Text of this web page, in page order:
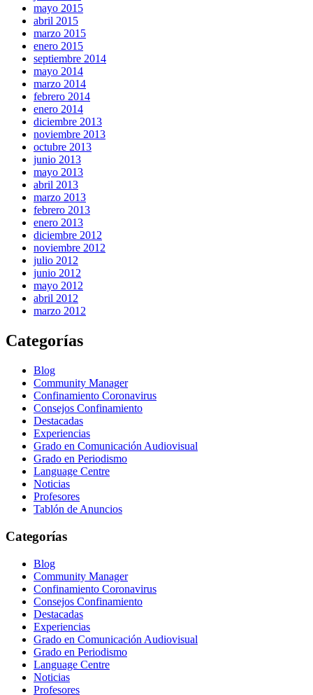
mayo 2015
abril 2015
marzo 2015
enero 2015
septiembre 2014
mayo 2014
marzo 2014
febrero 2014
enero 2014
diciembre 2013
noviembre 2013
octubre 2013
junio 2013
mayo 2013
abril 2013
marzo 2013
febrero 2013
enero 2013
diciembre 2012
noviembre 2012
julio 2012
junio 2012
mayo 2012
abril 2012
marzo 2012
Categorías
Blog
Community Manager
Confinamiento Coronavirus
Consejos Confinamiento
Destacadas
Experiencias
Grado en Comunicación Audiovisual
Grado en Periodismo
Language Centre
Noticias
Profesores
Tablón de Anuncios
Categorías
Blog
Community Manager
Confinamiento Coronavirus
Consejos Confinamiento
Destacadas
Experiencias
Grado en Comunicación Audiovisual
Grado en Periodismo
Language Centre
Noticias
Profesores